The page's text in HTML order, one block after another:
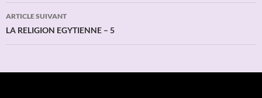
articles
ARTICLE SUIVANT
LA RELIGION EGYTIENNE – 5